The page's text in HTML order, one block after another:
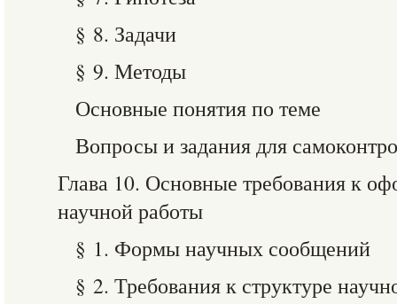
§ 8. Задачи
§ 9. Методы
Основные понятия по теме
Вопросы и задания для
Глава 10. Основные требования к
научной работы
§ 1. Формы научных сообщений
§ 2. Требования к структуре